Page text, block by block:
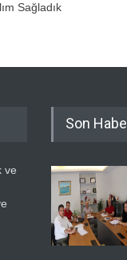
Sağladık
ve
Son